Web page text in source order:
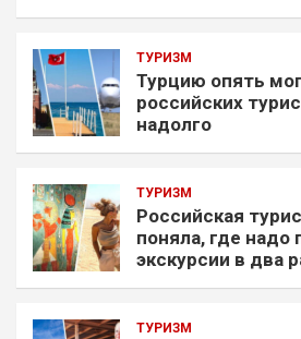
ТУРИЗМ
Турцию опять
российских
надолго
ТУРИЗМ
Российская
поняла, где надо
экскурсии в два
ТУРИЗМ